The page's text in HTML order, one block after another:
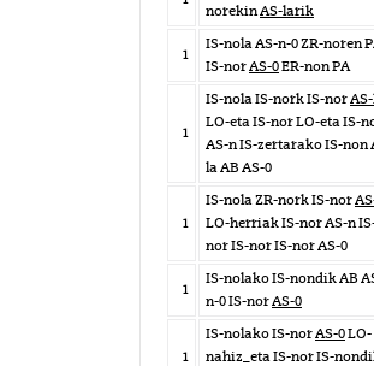
norekinAS-larik
1
IS-nola AS-n-0 ZR-noren
IS-norAS-0ER-non PA
1
IS-nola IS-nork IS-nor
LO-eta IS-nor LO-eta IS-
AS-n IS-zertarako IS-non
la AB AS-0
1
IS-nola ZR-nork IS-nor
LO-herriak IS-nor AS-n
nor IS-nor IS-nor AS-0
1
IS-nolako IS-nondik AB
n-0 IS-norAS-0
1
IS-nolako IS-norAS-0LO-
nahiz_eta IS-nor IS-